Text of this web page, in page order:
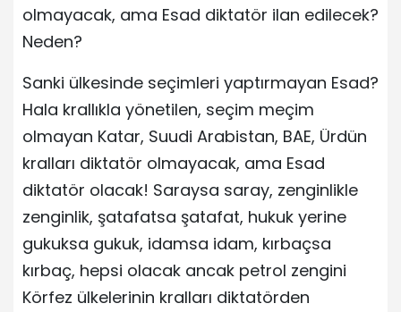
olmayacak, ama Esad diktatör ilan edilecek?
Neden?
Sanki ülkesinde seçimleri yaptırmayan Esad?
Hala krallıkla yönetilen, seçim meçim
olmayan Katar, Suudi Arabistan, BAE, Ürdün
kralları diktatör olmayacak, ama Esad
diktatör olacak! Saraysa saray, zenginlikle
zenginlik, şatafatsa şatafat, hukuk yerine
gukuksa gukuk, idamsa idam, kırbaçsa
kırbaç, hepsi olacak ancak petrol zengini
Körfez ülkelerinin kralları diktatörden